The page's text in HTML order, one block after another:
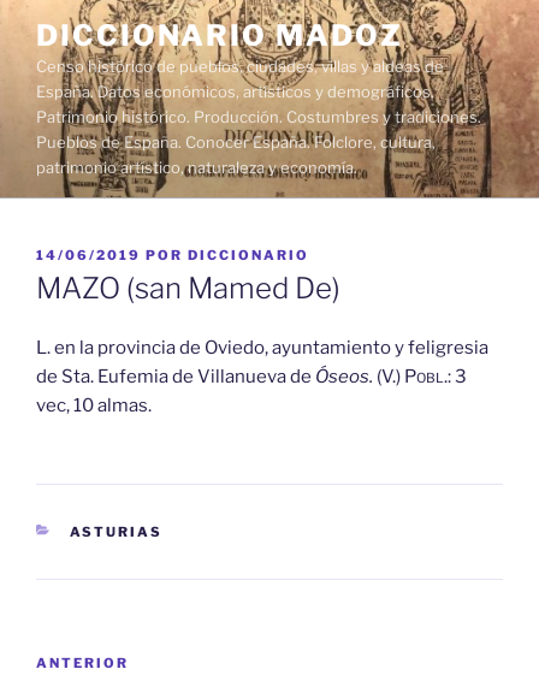
contenido
DICCIONARIO MADOZ
Censo histórico de pueblos, ciudades, villas y aldeas de
España. Datos económicos, artísticos y demográficos.
Patrimonio histórico. Producción. Costumbres y tradiciones.
Pueblos de España. Conocer España. Folclore, cultura,
patrimonio artístico, naturaleza y economía.
PUBLICADO
EL
14/06/2019 POR DICCIONARIO
MAZO (san Mamed De)
L. en la provincia de Oviedo, ayuntamiento y feligresia
de Sta. Eufemia de Villanueva de Óseos. (V.) Pobl.:3
vec, 10 almas.
CATEGORÍAS
ASTURIAS
Entrada
ANTERIOR